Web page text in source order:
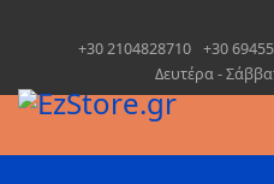
+30 2104828710 +30
Δευτέρα -